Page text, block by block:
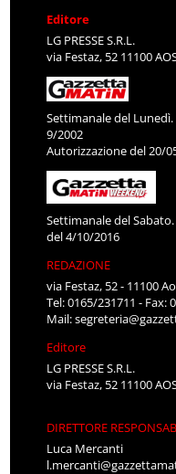
Editore
LG PRESSE S.R.L.
via Festaz, 52 11100
Settimanale del
9/2002
Autorizzazione del 20/
Settimanale del
del 4/10/2016
REDAZIONE
via Festaz, 52 - 11100
Tel: 0165/231711 - Fax:
Mail:
Editore
LG PRESSE S.R.L.
via Festaz, 52 11100
DIRETTORE
Luca Mercanti